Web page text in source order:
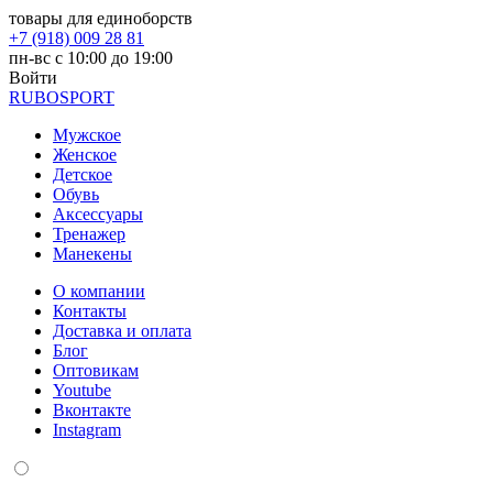
товары для единоборств
+7 (918) 009 28 81
пн-вс с 10:00 до 19:00
Войти
RUBOSPORT
Мужское
Женское
Детское
Обувь
Аксессуары
Тренажер
Манекены
О компании
Контакты
Доставка и оплата
Блог
Оптовикам
Youtube
Вконтакте
Instagram